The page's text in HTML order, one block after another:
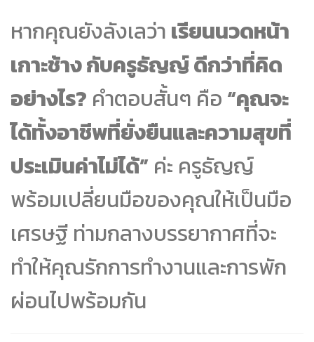
หากคุณยังลังเลว่า เรียนนวดหน้า
เกาะช้าง กับครูธัญญ์ ดีกว่าที่คิด
อย่างไร? คำตอบสั้นๆ คือ “คุณจะ
ได้ทั้งอาชีพที่ยั่งยืนและความสุขที่
ประเมินค่าไม่ได้” ค่ะ ครูธัญญ์
พร้อมเปลี่ยนมือของคุณให้เป็นมือ
เศรษฐี ท่ามกลางบรรยากาศที่จะ
ทำให้คุณรักการทำงานและการพัก
ผ่อนไปพร้อมกัน